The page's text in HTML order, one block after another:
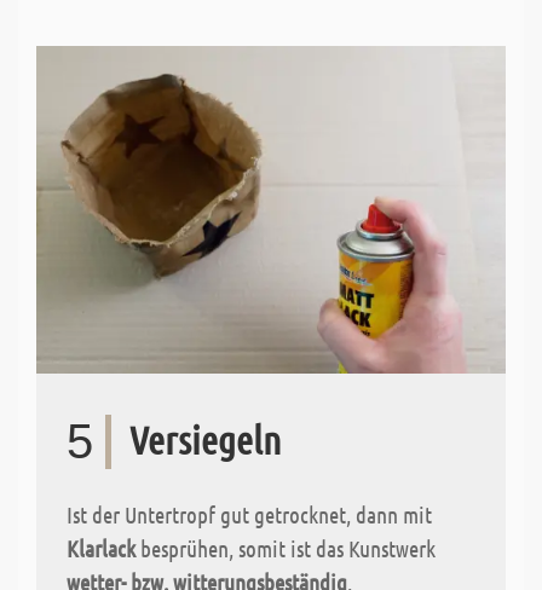
5 Versiegeln
Ist der Untertropf gut getrocknet, dann mit
Klarlackbesprühen, somit ist das Kunstwerk
wetter- bzw. witterungsbeständig.